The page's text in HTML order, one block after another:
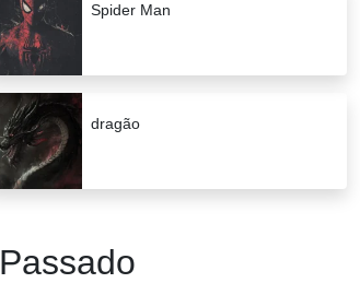
Spider Man
dragão
Passado